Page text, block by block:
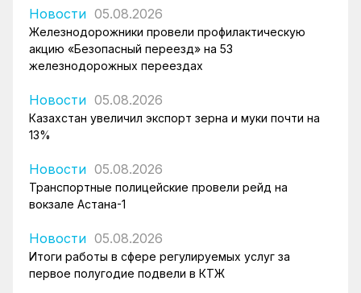
Новости 05.08.2026
Железнодорожники провели профилактическую
акцию «Безопасный переезд» на 53
железнодорожных переездах
Новости 05.08.2026
Казахстан увеличил экспорт зерна и муки почти на
13%
Новости 05.08.2026
Транспортные полицейские провели рейд на
вокзале Астана-1
Новости 05.08.2026
Итоги работы в сфере регулируемых услуг за
первое полугодие подвели в КТЖ